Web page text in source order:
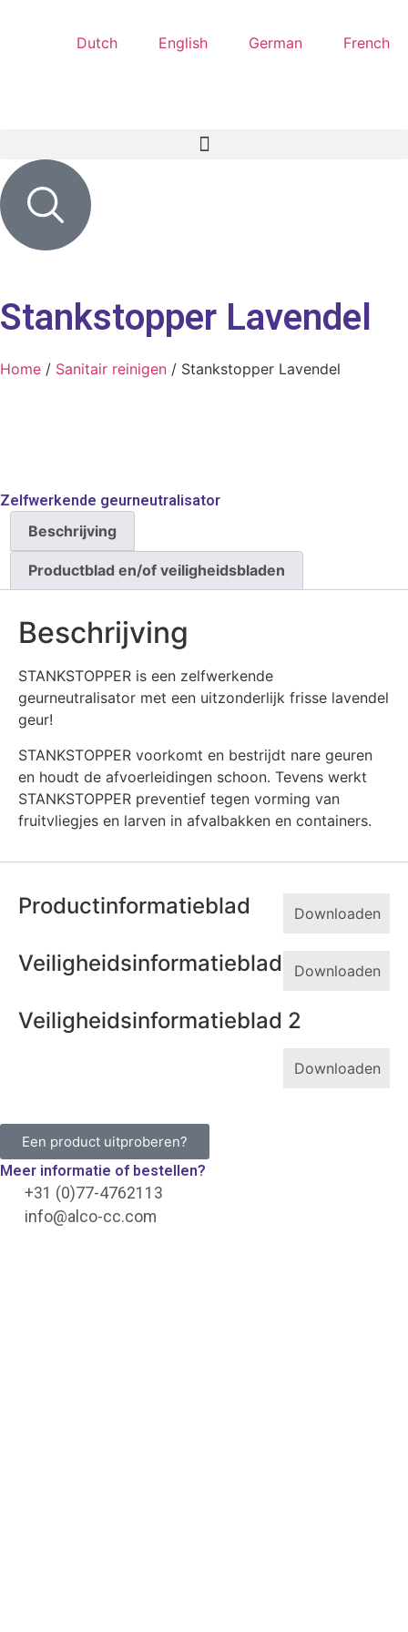
Dutch English German French
Stankstopper Lavendel
Home / Sanitair reinigen / Stankstopper Lavendel
Zelfwerkende geurneutralisator
Beschrijving
Productblad en/of veiligheidsbladen
Beschrijving
STANKSTOPPER is een zelfwerkende
geurneutralisator met een uitzonder­lijk frisse lavendel
geur!
STANKSTOPPER voorkomt en bestrijdt nare geuren
en houdt de afvoerleidingen schoon. Tevens werkt
STANKSTOPPER preventief tegen vorming van
fruitvliegjes en larven in afvalbakken en containers.
Productinformatieblad Downloaden
Veiligheidsinformatieblad Downloaden
Veiligheidsinformatieblad 2
Downloaden
Een product uitproberen?
Meer informatie of bestellen?
+31 (0)77-4762113
info@alco-cc.com